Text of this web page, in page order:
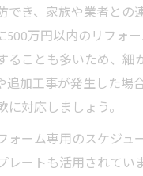
でき、家族や業者との
500万円以内のリフォ
ることも多いため、細
追加工事が発生した場
対応しましょう。
ォーム専用のスケジュ
レートも活用されてい